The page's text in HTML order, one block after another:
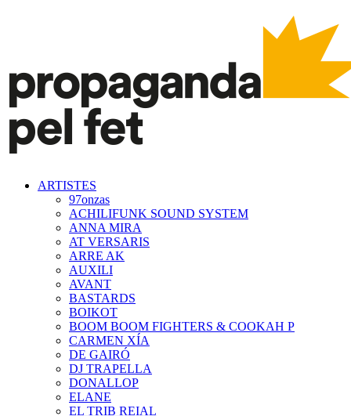
ARTISTES
97onzas
ACHILIFUNK SOUND SYSTEM
ANNA MIRA
AT VERSARIS
ARRE AK
AUXILI
AVANT
BASTARDS
BOIKOT
BOOM BOOM FIGHTERS & COOKAH P
CARMEN XÍA
DE GAIRÓ
DJ TRAPELLA
DONALLOP
ELANE
EL TRIB REIAL